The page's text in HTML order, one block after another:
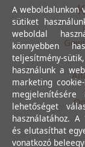
A weboldalunkon
sütiket
weboldal
könnyebben
teljesítmény-
használunk a
marketing
lehetőséget
használatához.
és elutasíthat
vonatkozó